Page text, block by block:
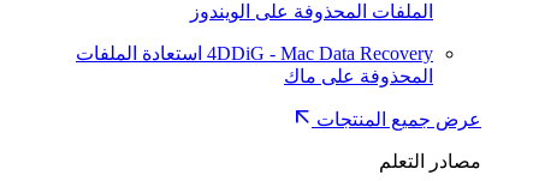
الملفات المحذوفة على الويندوز
4DDiG - Mac Data Recovery استعادة الملفات
المحذوفة على ماك
عرض جميع المنتجات
مصادر التعلم